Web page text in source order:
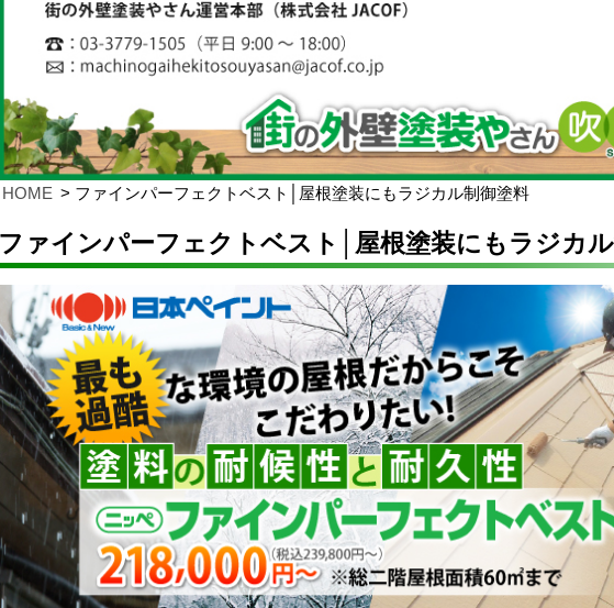
HOME ファインパーフェクトベスト│屋根塗装にもラジカル制御塗料
ファインパーフェクトベスト│屋根塗装にもラジカ